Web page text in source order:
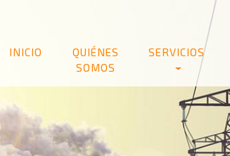
INICIO
QUIÉNES
SOMOS
SERVICIOS